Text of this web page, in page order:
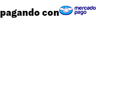
pagando con